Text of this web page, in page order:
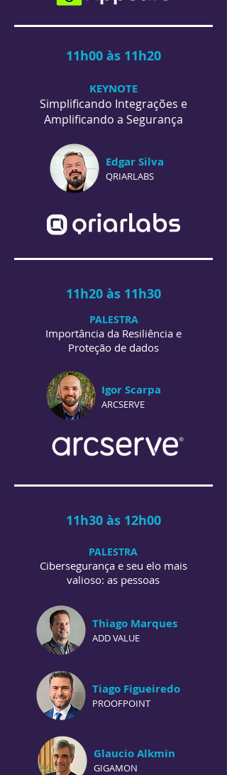
11h00 às 11h20
KEYNOTE
Simplificando Integrações e
Amplificando a Segurança
Edgar Silva
QRIARLABS
11h20 às 11h30
PALESTRA
Importância da Resiliência e
Proteção de dados
Igor Scarpa
ARCSERVE
11h30 às 12h00
PALESTRA
Cibersegurança e seu elo mais
valioso: as pessoas
Thiago Marques
ADD VALUE
Tiago Figueiredo
PROOFPOINT
Glaucio Alkmin
GIGAMON